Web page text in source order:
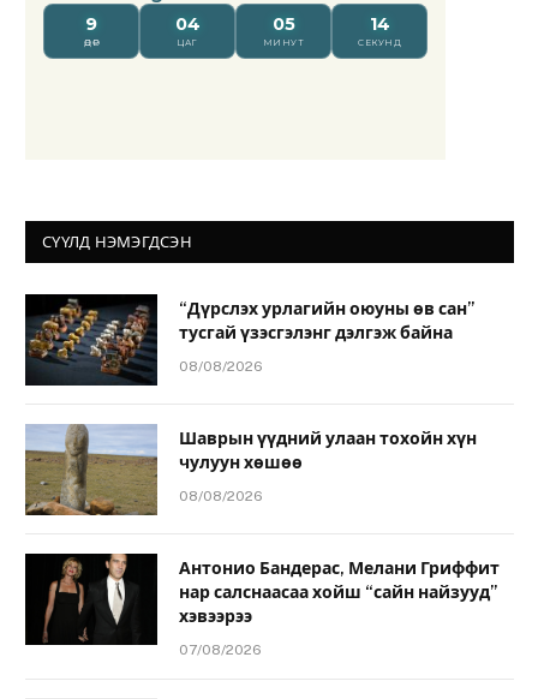
СҮҮЛД НЭМЭГДСЭН
“Дүрслэх урлагийн оюуны өв сан”
тусгай үзэсгэлэнг дэлгэж байна
08/08/2026
Шаврын үүдний улаан тохойн хүн
чулуун хөшөө
08/08/2026
Антонио Бандерас, Мелани Гриффит
нар салснаасаа хойш “сайн найзууд”
хэвээрээ
07/08/2026